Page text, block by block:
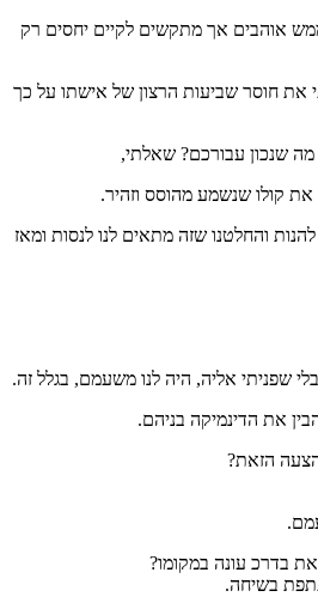
אוהבים אך מתקשים לקיים יחסים רק
את חוסר שביעות הרצון של אישתו על כך
שנכון עבורכם? שאלתי,
את קולו שנשמע מהוסס וזהיר.
והחלטנו שזה מתאים לנו לנסות ומאז
שפניתי אליה, היה לנו משעמם, בגלל זה.
את הדינמיקה בניהם.
הזאת?
את בדרכ עונה במקומו?
בשיחה.